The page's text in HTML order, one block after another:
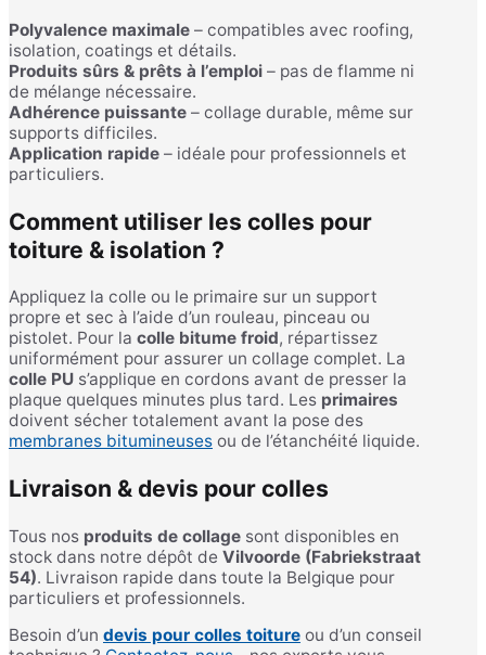
Polyvalence maximale – compatibles avec roofing,
isolation, coatings et détails.
Produits sûrs & prêts à l’emploi – pas de flamme ni
de mélange nécessaire.
Adhérence puissante – collage durable, même sur
supports difficiles.
Application rapide – idéale pour professionnels et
particuliers.
Comment utiliser les colles pour
toiture & isolation ?
Appliquez la colle ou le primaire sur un support
propre et sec à l’aide d’un rouleau, pinceau ou
pistolet. Pour la colle bitume froid, répartissez
uniformément pour assurer un collage complet. La
colle PU s’applique en cordons avant de presser la
plaque quelques minutes plus tard. Les primaires
doivent sécher totalement avant la pose des
membranes bitumineuses ou de l’étanchéité liquide.
Livraison & devis pour colles
Tous nos produits de collage sont disponibles en
stock dans notre dépôt de Vilvoorde (Fabriekstraat
54). Livraison rapide dans toute la Belgique pour
particuliers et professionnels.
Besoin d’un devis pour colles toiture ou d’un conseil